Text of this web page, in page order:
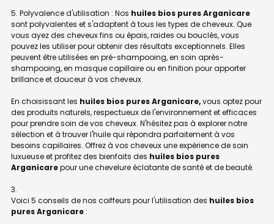
5. Polyvalence d'utilisation : Nos huiles bios pures Arganicare
sont polyvalentes et s'adaptent à tous les types de cheveux. Que
vous ayez des cheveux fins ou épais, raides ou bouclés, vous
pouvez les utiliser pour obtenir des résultats exceptionnels. Elles
peuvent être utilisées en pré-shampooing, en soin après-
shampooing, en masque capillaire ou en finition pour apporter
brillance et douceur à vos cheveux.
En choisissant les huiles bios pures Arganicare,vous optez pour
des produits naturels, respectueux de l'environnement et efficaces
pour prendre soin de vos cheveux. N'hésitez pas à explorer notre
sélection et à trouver l'huile qui répondra parfaitement à vos
besoins capillaires. Offrez à vos cheveux une expérience de soin
luxueuse et profitez des bienfaits des huiles bios pures
Arganicarepour une chevelure éclatante de santé et de beauté.
Voici 5 conseils de nos coiffeurs pour l'utilisation des huiles bios
pures Arganicare :